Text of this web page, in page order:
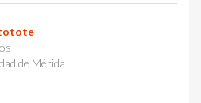
de Mérida